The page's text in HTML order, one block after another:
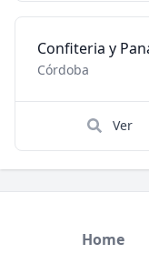
Confiteria y
Córdoba
Ver
Home